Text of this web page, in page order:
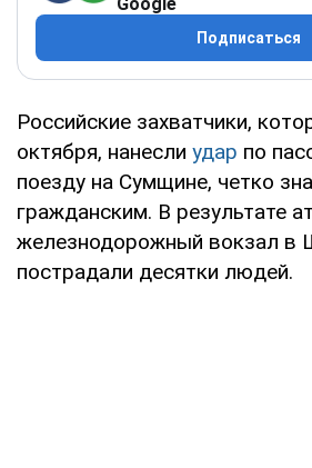
Подписаться
Российские захватчики,
октября, нанесли удар по
поезду на Сумщине, четко
гражданским. В результате
железнодорожный вокзал в
пострадали десятки людей.